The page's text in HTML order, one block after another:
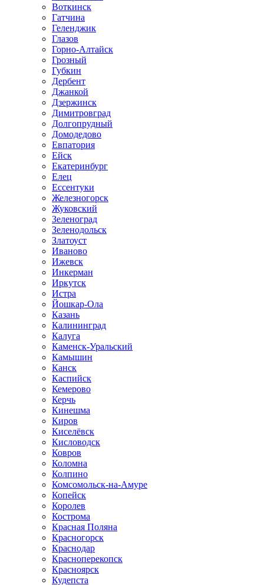
Воткинск
Гатчина
Геленджик
Глазов
Горно-Алтайск
Грозный
Губкин
Дербент
Джанкой
Дзержинск
Димитровград
Долгопрудный
Домодедово
Евпатория
Ейск
Екатеринбург
Елец
Ессентуки
Железногорск
Жуковский
Зеленоград
Зеленодольск
Златоуст
Иваново
Ижевск
Инкерман
Иркутск
Истра
Йошкар-Ола
Казань
Калининград
Калуга
Каменск-Уральский
Камышин
Канск
Каспийск
Кемерово
Керчь
Кинешма
Киров
Киселёвск
Кисловодск
Ковров
Коломна
Колпино
Комсомольск-на-Амуре
Копейск
Королев
Кострома
Красная Поляна
Красногорск
Краснодар
Красноперекопск
Красноярск
Кудепста